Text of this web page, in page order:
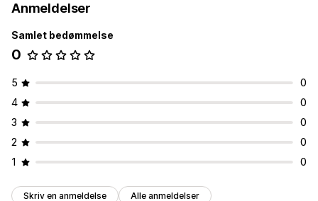
Anmeldelser
Samlet bedømmelse
0
5
0
4
0
3
0
2
0
1
0
Skriv en anmeldelse Alle anmeldelser